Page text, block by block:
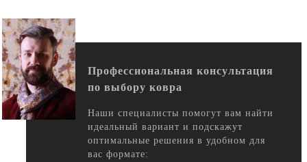
Профессиональная консультация
по выбору ковра
Наши специалисты помогут вам найти
идеальный вариант и подскажут
оптимальные решения в удобном для
вас формате: